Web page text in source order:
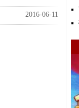
2016-06-11